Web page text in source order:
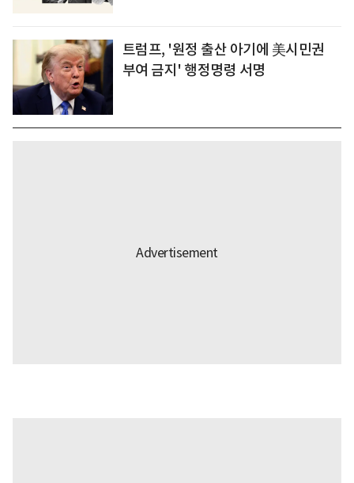
트럼프, '원정 출산 아기에 美시민권
부여 금지' 행정명령 서명